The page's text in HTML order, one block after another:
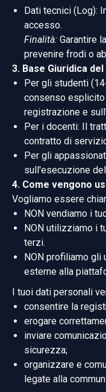
Dati tecnici (Log):
accesso.
Finalità: Garantire
prevenire frodi o
3. Base Giuridica
Per gli studenti
consenso
registrazione e
Per i docenti: Il
contratto di
Per gli
sull'esecuzione
4. Come vengono
Vogliamo essere
NON vendiamo i
NON utilizziamo i
terzi.
NON profiliamo gli
esterne alla
I tuoi dati personali
consentire la
erogare
inviare
sicurezza;
organizzare e
legate alla